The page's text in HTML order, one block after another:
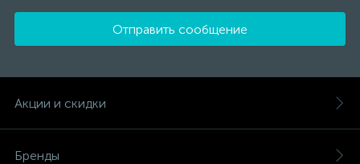
Отправить сообщение
Акции и скидки
Бренды